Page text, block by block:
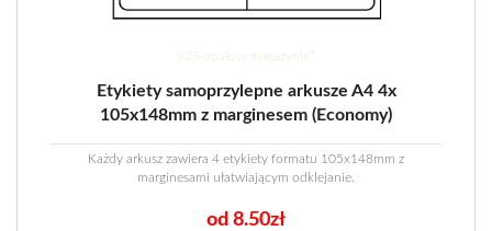
923 opak. w magazynie*
Etykiety samoprzylepne arkusze A4 4x
105x148mm z marginesem (Economy)
Każdy arkusz zawiera 4 etykiety formatu 105x148mm z
marginesami ułatwiającym odklejanie.
od 8.50zł